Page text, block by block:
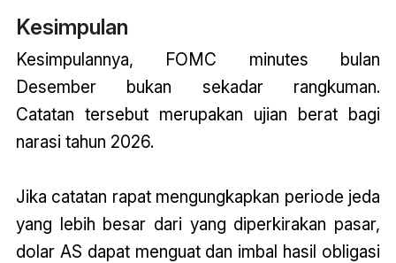
Kesimpulan
Kesimpulannya, FOMC minutes bulan
Desember bukan sekadar rangkuman.
Catatan tersebut merupakan ujian berat bagi
narasi tahun 2026.
Jika catatan rapat mengungkapkan periode jeda
yang lebih besar dari yang diperkirakan pasar,
dolar AS dapat menguat dan imbal hasil obligasi